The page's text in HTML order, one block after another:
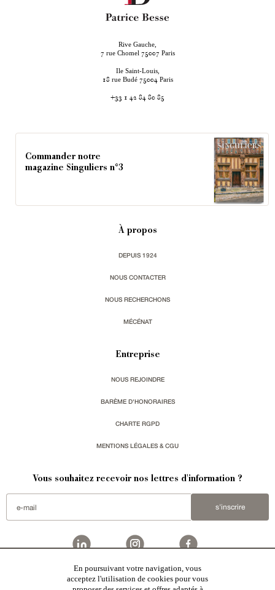
Rive Gauche,
7 rue Chomel 75007 Paris
Ile Saint-Louis,
18 rue Budé 75004 Paris
+33 1 42 84 80 85
Commander notre
magazine Singuliers n°3
À propos
DEPUIS 1924
NOUS CONTACTER
NOUS RECHERCHONS
MÉCÉNAT
Entreprise
NOUS REJOINDRE
BARÈME D'HONORAIRES
CHARTE RGPD
MENTIONS LÉGALES & CGU
Vous souhaitez recevoir nos lettres d'information ?
s'inscrire
est une agence immobilière basée à Paris, ayant créé un réseau national spécialisé
dans la vente de bâtiments de caractère. Vente de
manoirs
En poursuivant votre navigation, vous
acceptez l'utilisation de cookies pour vous